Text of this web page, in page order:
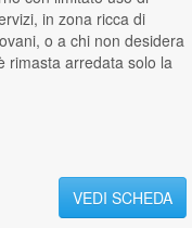
in zona ricca di
o a chi non desidera
rimasta arredata solo la
VEDI SCHEDA